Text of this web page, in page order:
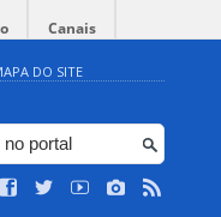
Canais
DO SITE